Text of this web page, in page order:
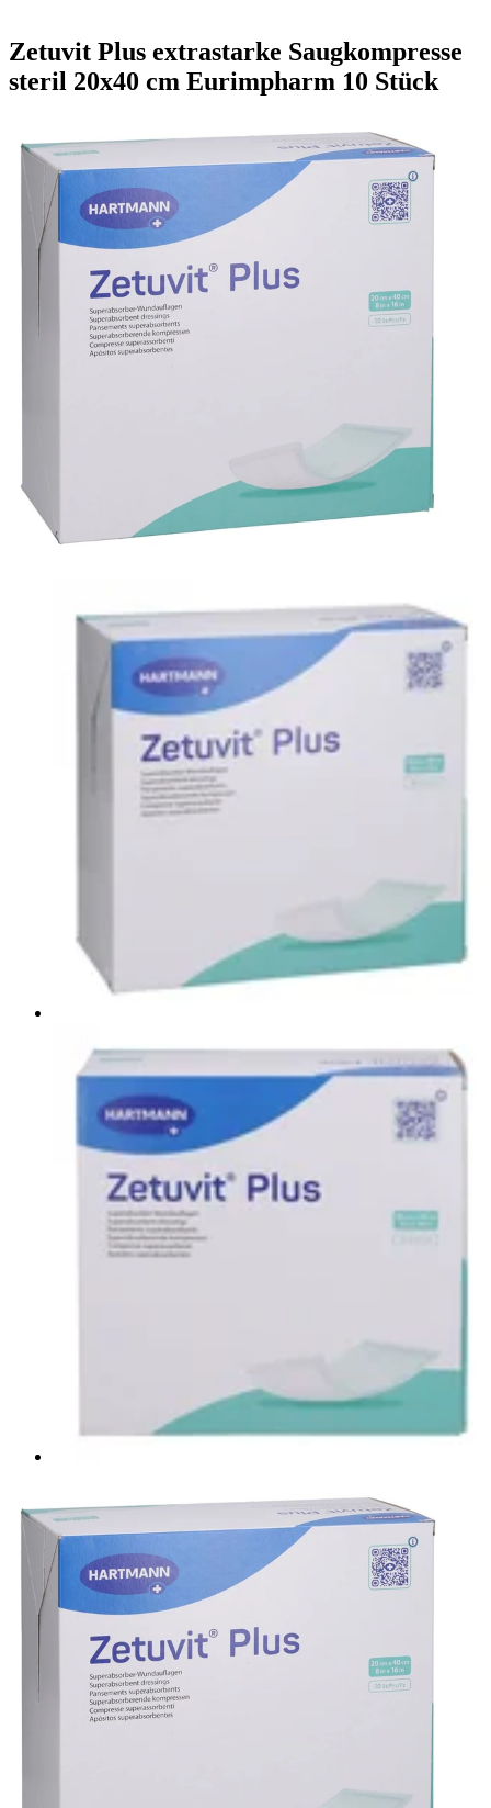
Zetuvit Plus extrastarke Saugkompresse
steril 20x40 cm Eurimpharm 10 Stück